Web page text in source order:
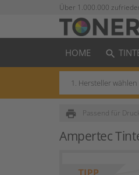
Über 1.000.000
HOME search
Passend für
print
Ampertec